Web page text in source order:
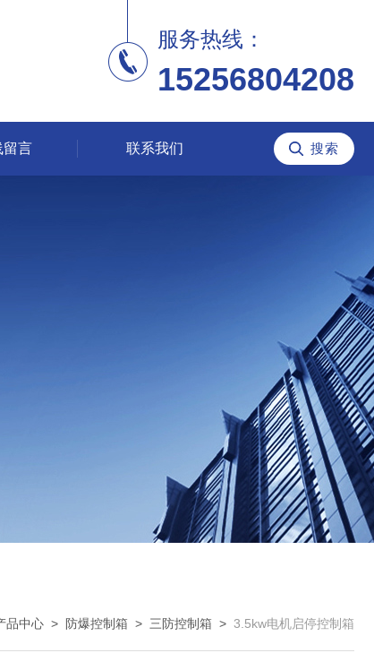
服务热线：
15256804208
留言 联系我们
品中心 > 防爆控制箱 > 三防控制箱 > 3.5kw电机启停控制箱